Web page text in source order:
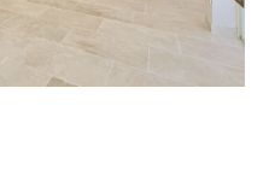
simple agence
de confiance pour
axé sur la